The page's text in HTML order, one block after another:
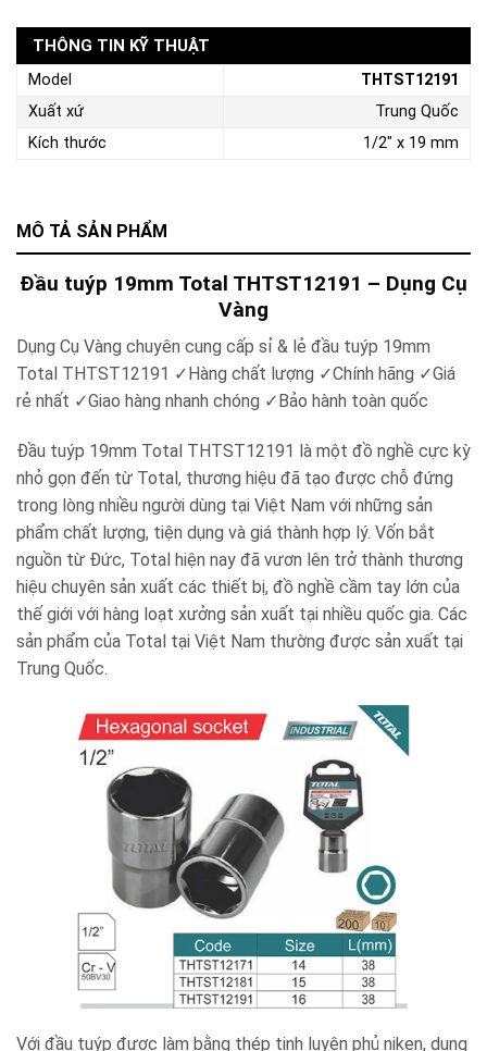
MÔ TẢ SẢN PHẨM
Đầu tuýp 19mm Total THTST12191 – Dụng Cụ
Vàng
Dụng Cụ Vàng chuyên cung cấp sỉ & lẻ đầu tuýp 19mm
Total THTST12191 ✓ Hàng chất lượng ✓Chính hãng ✓Giá
rẻ nhất ✓Giao hàng nhanh chóng ✓ Bảo hành toàn quốc
Đầu tuýp 19mm Total THTST12191 là một đồ nghề cực kỳ
nhỏ gọn đến từ Total, thương hiệu đã tạo được chỗ đứng
trong lòng nhiều người dùng tại Việt Nam với những sản
phẩm chất lượng, tiện dụng và giá thành hợp lý. Vốn bắt
nguồn từ Đức, Total hiện nay đã vươn lên trở thành thương
hiệu chuyên sản xuất các thiết bị, đồ nghề cầm tay lớn của
thế giới với hàng loạt xưởng sản xuất tại nhiều quốc gia. Các
sản phẩm của Total tại Việt Nam thường được sản xuất tại
Trung Quốc.
Với đầu tuýp được làm bằng thép tinh luyện phủ niken, dụng
THÔNG TIN KỸ THUẬT
Model
THTST12191
Xuất xứ
Trung Quốc
Kích thước
1/2" x 19 mm